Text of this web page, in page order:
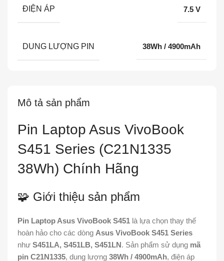
Mô tả sản phẩm
Pin Laptop Asus VivoBook
S451 Series (C21N1335
38Wh) Chính Hãng
🧩 Giới thiệu sản phẩm
Pin Laptop Asus VivoBook S451 là lựa chọn thay thế
hoàn hảo cho các dòng Asus VivoBook S451 Series
như S451LA, S451LB, S451LN. Sản phẩm sử dụng mã
pin C21N1335, dung lượng 38Wh / 4900mAh, điện áp
ĐIỆN ÁP 7.5 V
DUNG LƯỢNG PIN 38Wh / 4900mAh